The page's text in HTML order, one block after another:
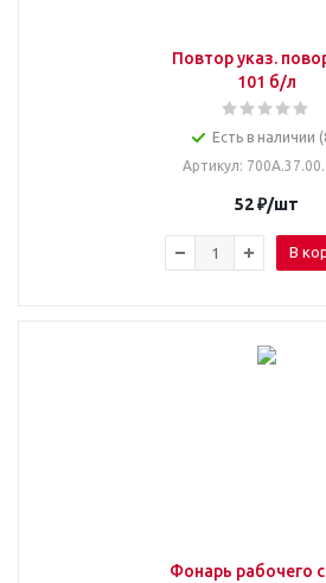
Повтор указ.
101 б/л
Есть в наличии
Артикул:
52₽/шт
В
Фонарь рабочего